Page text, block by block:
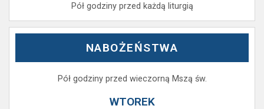
Pół godziny przed każdą liturgią
NABOŻEŃSTWA
Pół godziny przed wieczorną Mszą św.
WTOREK